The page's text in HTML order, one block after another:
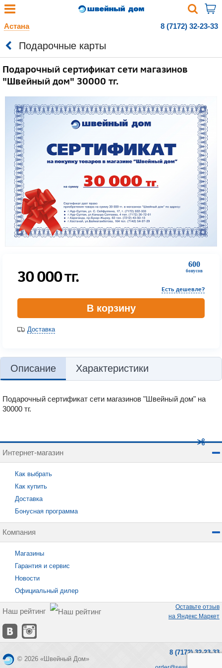
Астана 8 (7172) 32-23-33
Подарочные карты
Подарочный сертификат сети магазинов
"Швейный дом" 30000 тг.
600
бонусов
30 000тг.
Есть дешевле?
В корзину
Доставка
Описание Характеристики
Подарочный сертификат сети магазинов "Швейный дом" на
30000 тг.
Интернет-магазин
Как выбрать
Как купить
Доставка
Бонусная программа
Компания
Магазины
Гарантия и сервис
Новости
Официальный дилер
Наш рейтинг
Оставьте отзыв
на Яндекс Маркет
© 2026 «Швейный Дом»
8 (7172) 32-23-33